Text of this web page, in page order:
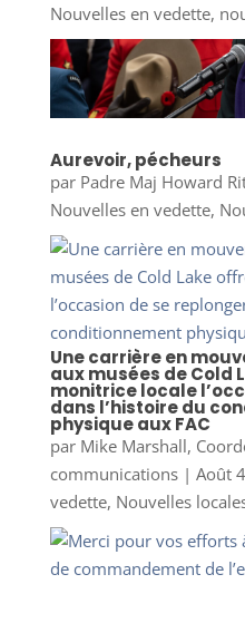
Nouvelles en vedette,
Aurevoir, pécheurs
par Padre Maj Howard
Nouvelles en vedette,
Une carrière en
aux musées de Cold
monitrice locale
dans l’histoire du
physique aux FAC
par Mike Marshall,
communications| Août
vedette, Nouvelles